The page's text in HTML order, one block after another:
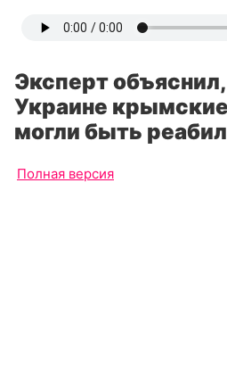
Эксперт
Украине
могли быть
Полная версия